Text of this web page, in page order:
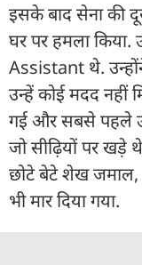
इसके बाद सेना की
घर पर हमला
Assistant थे.
उन्हें कोई मदद नहीं
गई और सबसे पहले
जो सीढ़ियों पर
छोटे बेटे शेख जमाल,
भी मार दिया गया.